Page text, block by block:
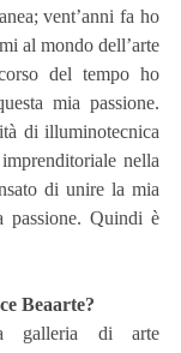
vent’anni fa ho
al mondo dell’arte
del tempo ho
mia passione.
di illuminotecnica
nella
di unire la mia
passione. Quindi è
Beaarte?
galleria di arte